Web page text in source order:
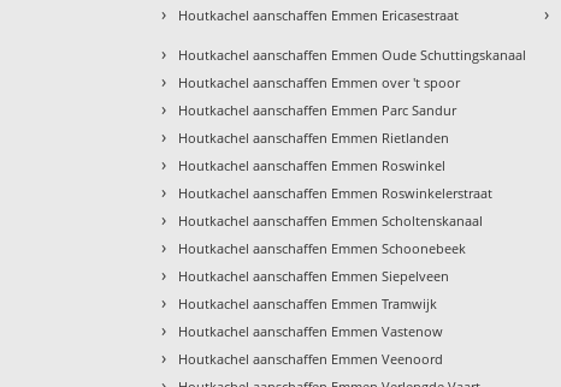
› Houtkachel aanschaffen Emmen Ericasestraat ›
› Houtkachel aanschaffen Emmen Oude Schuttingskanaal
› Houtkachel aanschaffen Emmen over 't spoor
› Houtkachel aanschaffen Emmen Parc Sandur
› Houtkachel aanschaffen Emmen Rietlanden
› Houtkachel aanschaffen Emmen Roswinkel
› Houtkachel aanschaffen Emmen Roswinkelerstraat
› Houtkachel aanschaffen Emmen Scholtenskanaal
› Houtkachel aanschaffen Emmen Schoonebeek
› Houtkachel aanschaffen Emmen Siepelveen
› Houtkachel aanschaffen Emmen Tramwijk
› Houtkachel aanschaffen Emmen Vastenow
› Houtkachel aanschaffen Emmen Veenoord